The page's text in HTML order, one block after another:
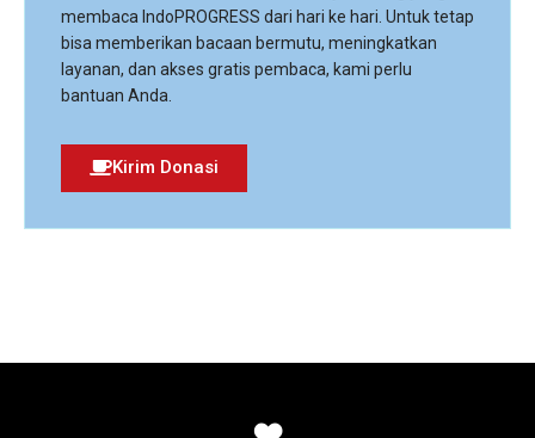
membaca IndoPROGRESS dari hari ke hari. Untuk tetap
bisa memberikan bacaan bermutu, meningkatkan
layanan, dan akses gratis pembaca, kami perlu
bantuan Anda.
Kirim Donasi